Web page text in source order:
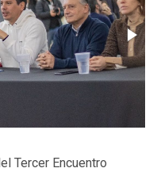
Tercer Encuentro